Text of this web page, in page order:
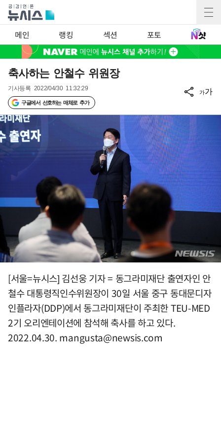
메인 랭킹 섹션 포토
축사하는 안철수 위원장
기사등록 2022/04/30 11:32:29
구글에서 선호하는 매체로 추가
가가
[서울=뉴시스] 김선웅 기자 = 동그라미재단 출연자인 안
철수 대통령직인수위원장이 30일 서울 중구 동대문디자
인플라자(DDP)에서 동그라미재단이 주최한 TEU-MED
2기 오리엔테이션에 참석해 축사를 하고 있다.
2022.04.30. mangusta@newsis.com